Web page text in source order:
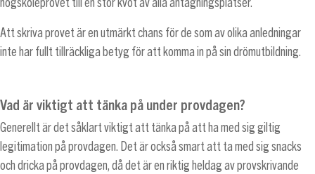
högskoleprovet till en stor kvot av alla antagningsplatser.
Att skriva provet är en utmärkt chans för de som av olika anledningar
inte har fullt tillräckliga betyg för att komma in på sin drömutbildning.
Vad är viktigt att tänka på under provdagen?
Generellt är det såklart viktigt att tänka på att ha med sig giltig
legitimation på provdagen. Det är också smart att ta med sig snacks
och dricka på provdagen, då det är en riktig heldag av provskrivande